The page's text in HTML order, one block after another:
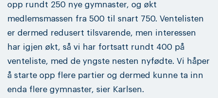
opp rundt 250 nye gymnaster, og økt
medlemsmassen fra 500 til snart 750. Ventelisten
er dermed redusert tilsvarende, men interessen
har igjen økt, så vi har fortsatt rundt 400 på
venteliste, med de yngste nesten nyfødte. Vi håper
å starte opp flere partier og dermed kunne ta inn
enda flere gymnaster, sier Karlsen.